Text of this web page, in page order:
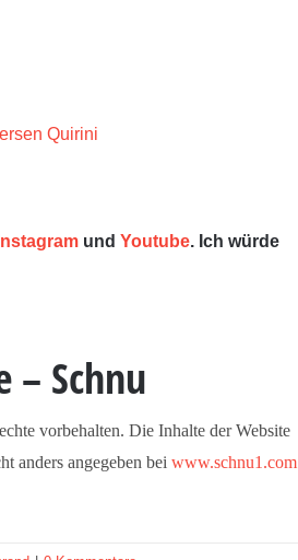
Quirini
Instagram und Youtube. Ich würde
Schnu
vorbehalten. Die Inhalte der Website
anders angegeben bei www.schnu1.com